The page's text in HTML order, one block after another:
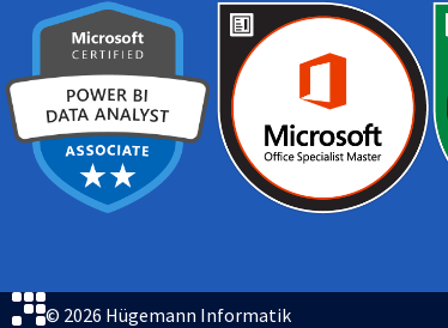
© 2026 Hügemann Informatik